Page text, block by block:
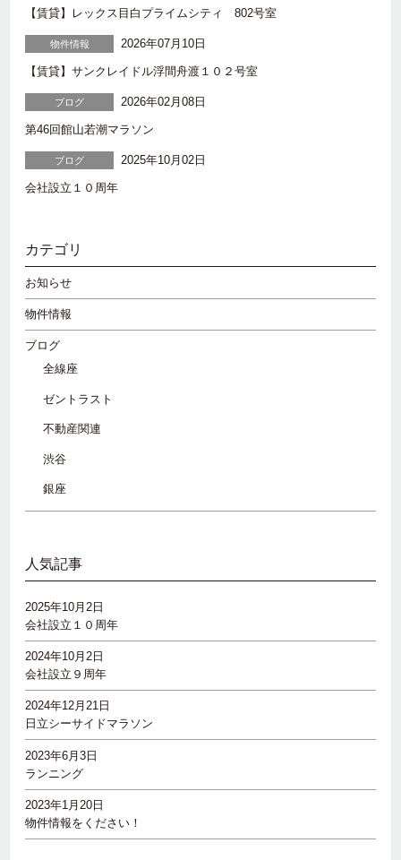
【賃貸】レックス目白プライムシティ 802号室
物件情報 2026年07月10日
【賃貸】サンクレイドル浮間舟渡１０２号室
ブログ 2026年02月08日
第46回館山若潮マラソン
ブログ 2025年10月02日
会社設立１０周年
カテゴリ
お知らせ
物件情報
ブログ
全線座
ゼントラスト
不動産関連
渋谷
銀座
人気記事
2025年10月2日
会社設立１０周年
2024年10月2日
会社設立９周年
2024年12月21日
日立シーサイドマラソン
2023年6月3日
ランニング
2023年1月20日
物件情報をください！